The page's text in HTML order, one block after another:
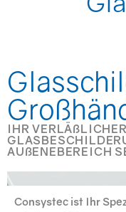
IHR
AUßENEBEREICH
Consystec ist Ihr